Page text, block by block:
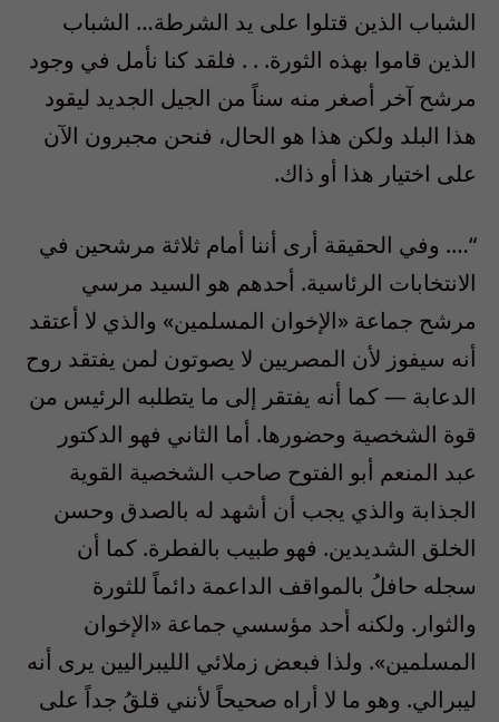
الشباب الذين قتلوا على يد الشرطة… الشباب
الذين قاموا بهذه الثورة. . . فلقد كنا نأمل في وجود
مرشح آخر أصغر منه سناً من الجيل الجديد ليقود
هذا البلد ولكن هذا هو الحال، فنحن مجبرون الآن
على اختيار هذا أو ذاك.
“…. وفي الحقيقة أرى أننا أمام ثلاثة مرشحين في
الانتخابات الرئاسية. أحدهم هو السيد مرسي
مرشح جماعة «الإخوان المسلمين» والذي لا أعتقد
أنه سيفوز لأن المصريين لا يصوتون لمن يفتقد روح
الدعابة — كما أنه يفتقر إلى ما يتطلبه الرئيس من
قوة الشخصية وحضورها. أما الثاني فهو الدكتور
عبد المنعم أبو الفتوح صاحب الشخصية القوية
الجذابة والذي يجب أن أشهد له بالصدق وحسن
الخلق الشديدين. فهو طبيب بالفطرة. كما أن
سجله حافلُ بالمواقف الداعمة دائماً للثورة
والثوار. ولكنه أحد مؤسسي جماعة «الإخوان
المسلمين». ولذا فبعض زملائي الليبراليين يرى أنه
ليبرالي. وهو ما لا أراه صحيحاً لأنني قلقُ جداً على